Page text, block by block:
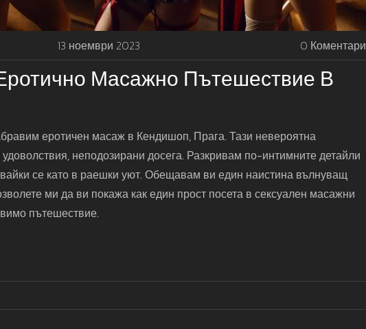
13 ноември 2023 0 Коментари
Масажно Пътешествие В
еротичен масаж в Кендишоп, Прага. Тази невероятна
неподозирани досега. Разкривам по-интимните детайли
се като в раешки уют. Обещавам ви един наистина вълнуващ
ми да ви покажа как един прост посета в сексуален масажни
пътешествие.